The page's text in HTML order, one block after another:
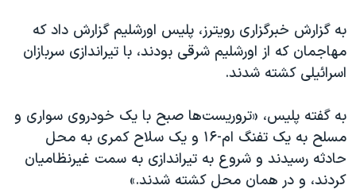
اعتراضات مردمی آبان ۹۸
اسرائیل در جنگ
همایش محافظه‌کاران آمریکا «سی‌پک»
صفحه‌های ویژه
سفر پرزیدنت ترامپ به چین
به گزارش خبرگزاری رویترز، پلیس اورشلیم گزارش داد که
مهاجمان که از اورشلیم شرقی بودند، با تیراندازی سربازان
اسرائیلی کشته شدند.
به گفته پلیس، «تروریست‌ها صبح با یک خودروی سواری و
مسلح به یک تفنگ ام-۱۶ و یک سلاح کمری به محل
حادثه رسیدند و شروع به تیراندازی به سمت غیرنظامیان
کردند، و در همان محل کشته شدند.»